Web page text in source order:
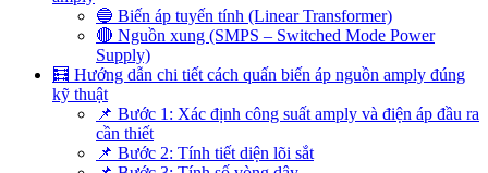
🔵 Biến áp tuyến tính (Linear Transformer)
🔴 Nguồn xung (SMPS – Switched Mode Power
Supply)
🧮 Hướng dẫn chi tiết cách quấn biến áp nguồn amply đúng
kỹ thuật
📌 Bước 1: Xác định công suất amply và điện áp đầu ra
cần thiết
📌 Bước 2: Tính tiết diện lõi sắt